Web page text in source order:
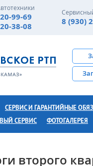
99-69
38-08
8 (930)
СЕРВИС И ГАРАНТИЙНЫЕ
СЕРВИС ФОТОГАЛЕРЕЯ
второго